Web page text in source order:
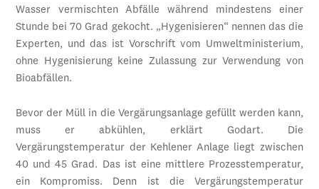
Wasser vermischten Abfälle während mindestens einer
Stunde bei 70 Grad gekocht. „Hygenisieren“ nennen das die
Experten, und das ist Vorschrift vom Umweltministerium,
ohne Hygenisierung keine Zulassung zur Verwendung von
Bioabfällen.
Bevor der Müll in die Vergärungsanlage gefüllt werden kann,
muss er abkühlen, erklärt Godart. Die
Vergärungstemperatur der Kehlener Anlage liegt zwischen
40 und 45 Grad. Das ist eine mittlere Prozesstemperatur,
ein Kompromiss. Denn ist die Vergärungstemperatur